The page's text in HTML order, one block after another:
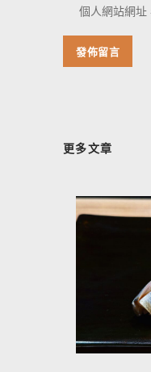
個人網站網址
更多文章